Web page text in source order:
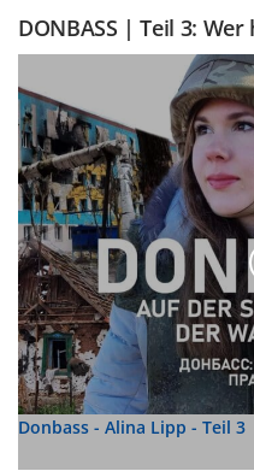
DONBASS | Teil 3: Wer
Donbass - Alina Lipp - Teil 3